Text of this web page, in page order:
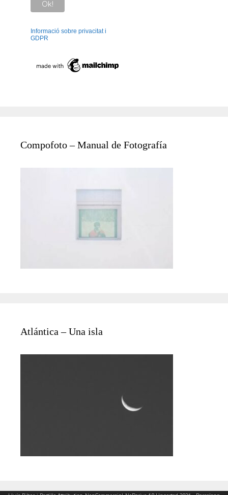
Informació sobre privacitat i
GDPR
Compofoto – Manual de Fotografía
Atlántica – Una isla